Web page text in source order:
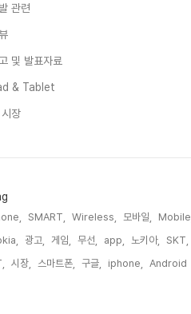
관련
및 발표자료
& Tablet
장
SMART, Wireless, 모바일, Mobile,
광고, 게임, 무선, app, 노키아, SKT,
시장, 스마트폰, 구글, iphone, Android,